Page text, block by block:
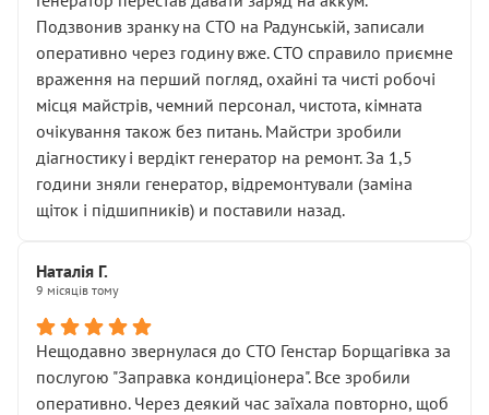
Подзвонив зранку на СТО на Радунській, записали
оперативно через годину вже. СТО справило приємне
враження на перший погляд, охайні та чисті робочі
місця майстрів, чемний персонал, чистота, кімната
очікування також без питань. Майстри зробили
діагностику і вердікт генератор на ремонт. За 1,5
години зняли генератор, відремонтували (заміна
щіток і підшипників) и поставили назад.
Наталія Г.
9 місяців тому
Нещодавно звернулася до СТО Генстар Борщагівка за
послугою "Заправка кондиціонера". Все зробили
оперативно. Через деякий час заїхала повторно, щоб